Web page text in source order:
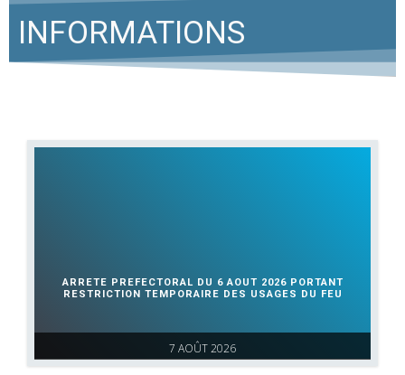
INFORMATIONS
7 AOÛT 2026
ARRETE PREFECTORAL DU 6 AOUT 2026 PORTANT
RESTRICTION TEMPORAIRE DES USAGES DU FEU